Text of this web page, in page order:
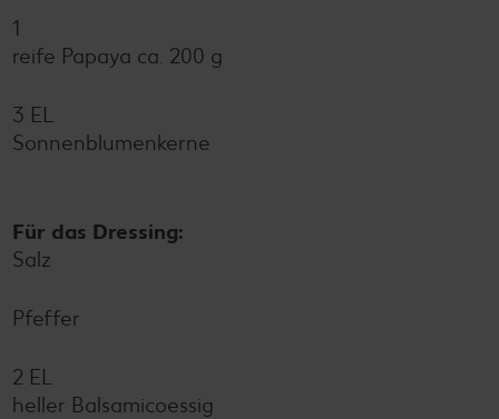
1
reife Papaya ca. 200 g
3 EL
Sonnenblumenkerne
Für das Dressing:
Salz
Pfeffer
2 EL
heller Balsamicoessig